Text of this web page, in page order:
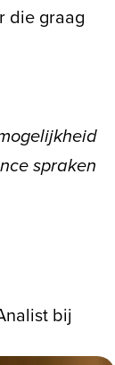
die graag
spraken
bij